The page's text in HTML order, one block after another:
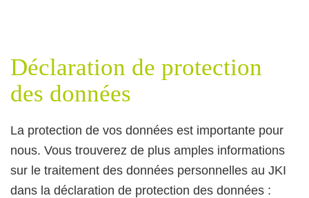
Déclaration de protection
des données
La protection de vos données est importante pour
nous. Vous trouverez de plus amples informations
sur le traitement des données personnelles au JKI
dans la déclaration de protection des données :